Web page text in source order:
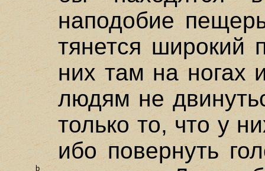
наподобие
тянется широкий
них там на ногах
людям не
только то, что у
ибо повернуть
b